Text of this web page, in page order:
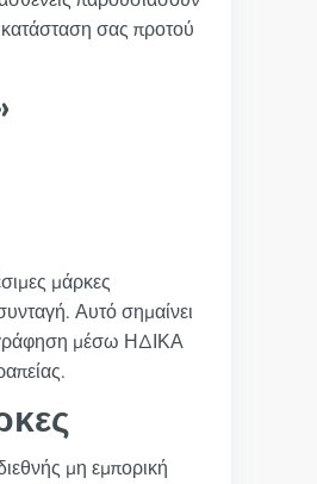
κατάσταση σας προτού
μάρκες
Αυτό σημαίνει
μέσω ΗΔΙΚΑ
μη εμπορική